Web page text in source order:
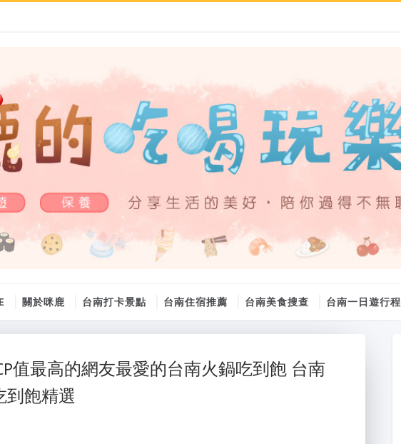
關於咪鹿 台南打卡景點 台南住宿推薦 台南美食搜查 台南一日遊行程
值最高的網友最愛的台南火鍋吃到飽 台南
到飽精選
大金冷氣維修 大金冷氣維修
蛇粉